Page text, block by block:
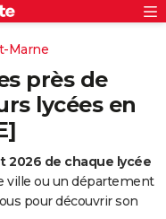
Marne
près de
lycées en
2026 de chaque lycée
ville ou un département
pour découvrir son